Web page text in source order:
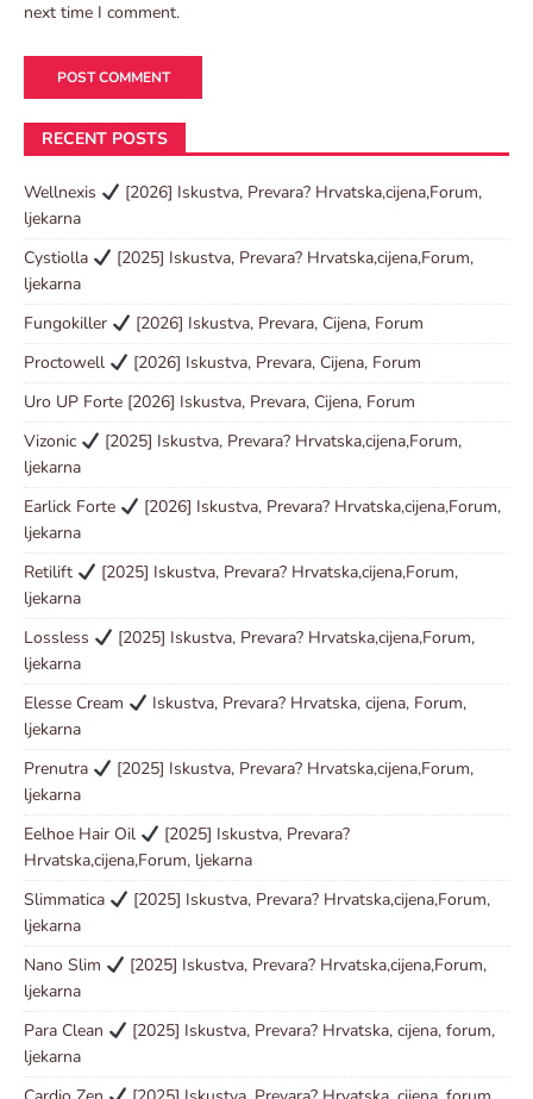
next time I comment.
RECENT POSTS
Wellnexis
[2026] Iskustva, Prevara? Hrvatska,cijena,Forum,
ljekarna
Cystiolla
[2025] Iskustva, Prevara? Hrvatska,cijena,Forum,
ljekarna
Fungokiller
[2026] Iskustva, Prevara, Cijena, Forum
Proctowell
[2026] Iskustva, Prevara, Cijena, Forum
Uro UP Forte [2026] Iskustva, Prevara, Cijena, Forum
Vizonic
[2025] Iskustva, Prevara? Hrvatska,cijena,Forum,
ljekarna
Earlick Forte
[2026] Iskustva, Prevara? Hrvatska,cijena,Forum,
ljekarna
Retilift
[2025] Iskustva, Prevara? Hrvatska,cijena,Forum,
ljekarna
Lossless
[2025] Iskustva, Prevara? Hrvatska,cijena,Forum,
ljekarna
Elesse Cream
Iskustva, Prevara? Hrvatska, cijena, Forum,
ljekarna
Prenutra
[2025] Iskustva, Prevara? Hrvatska,cijena,Forum,
ljekarna
Eelhoe Hair Oil
[2025] Iskustva, Prevara?
Hrvatska,cijena,Forum, ljekarna
Slimmatica
[2025] Iskustva, Prevara? Hrvatska,cijena,Forum,
ljekarna
Nano Slim
[2025] Iskustva, Prevara? Hrvatska,cijena,Forum,
ljekarna
Para Clean
[2025] Iskustva, Prevara? Hrvatska, cijena, forum,
ljekarna